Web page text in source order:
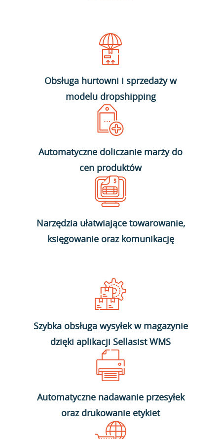
Obsługa hurtowni i sprzedaży w
modelu dropshipping
Automatyczne doliczanie marży do
cen produktów
Narzędzia ułatwiające towarowanie,
księgowanie oraz komunikację
Szybka obsługa wysyłek w magazynie
dzięki aplikacji Sellasist WMS
Automatyczne nadawanie przesyłek
oraz drukowanie etykiet